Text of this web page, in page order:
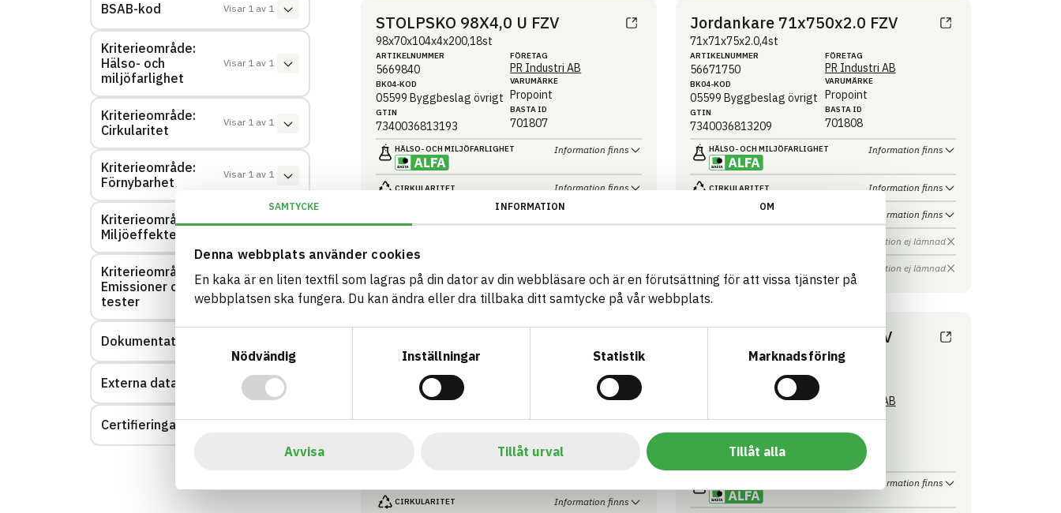
SAMTYCKE INFORMATION OM
Denna webbplats använder cookies
En kaka är en liten textfil som lagras på din dator av din webbläsare och är en förutsättning för att vissa tjänster på
webbplatsen ska fungera. Du kan ändra eller dra tillbaka ditt samtycke på vår webbplats.
Samtyckesval
Nödvändig
Inställningar Statistik Marknadsföring
Avvisa Tillåt urval Tillåt alla
BSAB-kod Visar 1 av 1
Kriterieområde:
Hälso- och
miljöfarlighet
Visar 1 av 1
Kriterieområde:
Cirkularitet
Visar 1 av 1
Kriterieområde:
Förnybarhet
Visar 1 av 1
Kriterieområde:
Miljöeffekter – EPD
Visar 0 av 0
Kriterieområde:
Emissioner och
tester
Visar 0 av 0
Dokumentation
Externa datakällor Visar 0
Certifieringar Visar 153 av 153
STOLPSKO 98X4,0 U FZV
98x70x104x4x200,18st
ARTIKEL­NUMMER
5669840
BK04-KOD
05599 Byggbeslag övrigt
GTIN
7340036813193
FÖRETAG
PR Industri AB
VARUMÄRKE
Propoint
BASTA ID
701807
HÄLSO- OCH MILJÖ­FARLIGHET Information finns
CIRKULARITET Information finns
Jordankare 71x750x2.0 FZV
71x71x75x2.0,4st
ARTIKEL­NUMMER
56671750
BK04-KOD
05599 Byggbeslag övrigt
GTIN
7340036813209
FÖRETAG
PR Industri AB
VARUMÄRKE
Propoint
BASTA ID
701808
HÄLSO- OCH MILJÖ­FARLIGHET Information finns
CIRKULARITET Information finns
Information finns
Information ej lämnad
Information ej lämnad
100x100x150x750x2.0,4st
566100750
BASTA ID
CIRKULARITET Information finns
STOLPHALLARE 71mm FZV
71x71x150x2.0,4st
05599Byggbeslag övrigt
7340036813223
PR Industri AB
BASTA ID
Information finns